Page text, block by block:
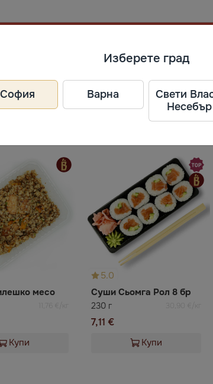
I", 131
месо
11,76 €/кг
Купи
5.0
Суши Сьомга Рол 8 бр
230 г 30,90 €/кг
7,11 €
Купи
Изберете град
София Варна
Свети
Несебър